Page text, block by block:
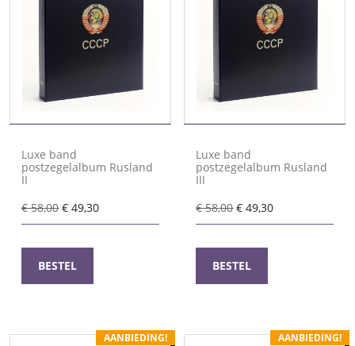
Luxe band
postzegelalbum Rusland
II
€58,00 Oorspronkelijke
prijs
€ 58,00.
€ 49,30Huidige
prijs
BESTEL
Luxe band
postzegelalbum Rusland
III
€58,00Oorspronkelijke
prijs
€ 58,00.
€ 49,30Huidige
prijs
BESTEL
AANBIEDING! AANBIEDING!